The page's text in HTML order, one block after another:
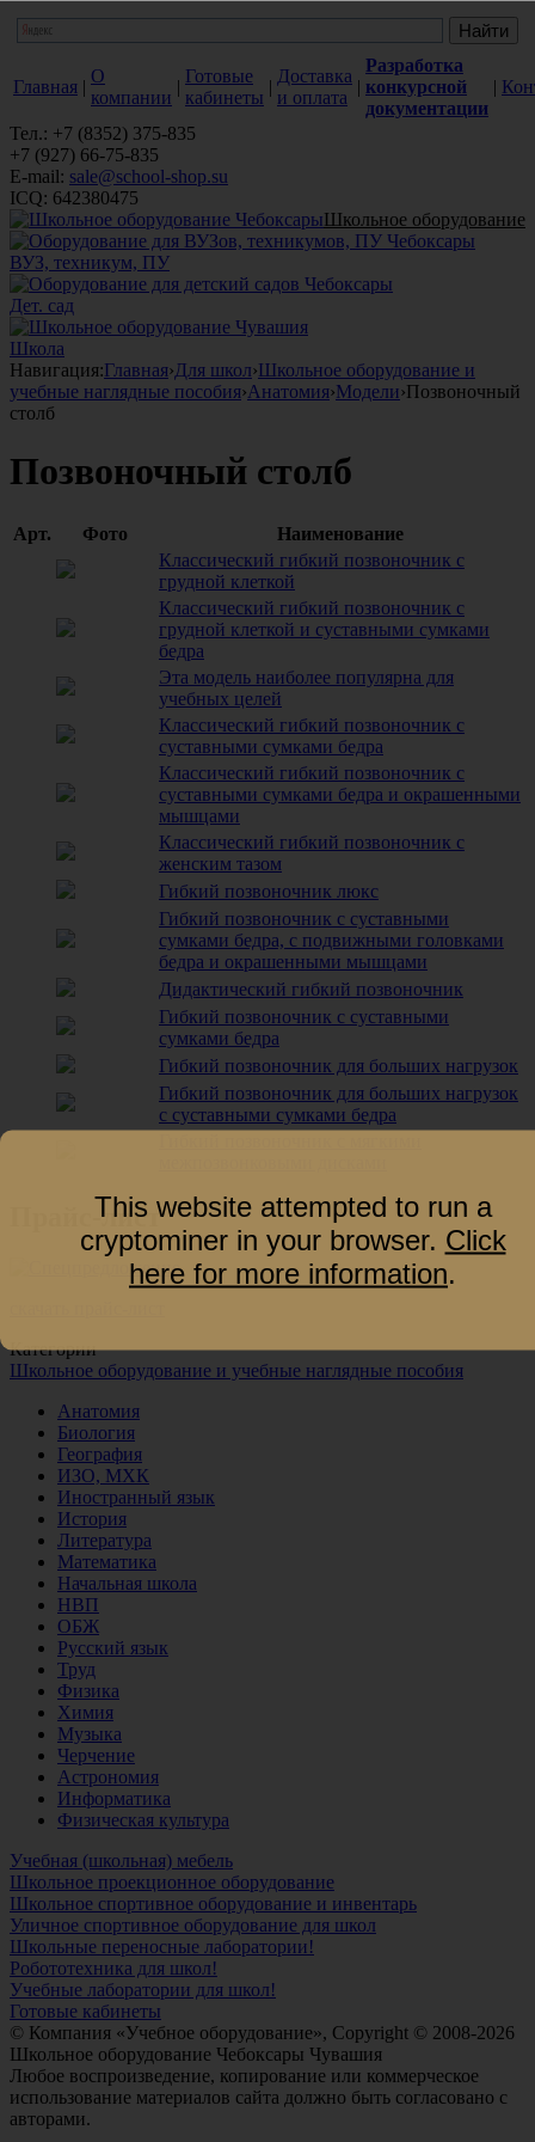
Главная |
О
компании
|
Готовые
кабинеты
|
Доставка
и оплата
|
Разработка
конкурсной
документации
|
Тел.: +7 (8352) 375-835
+7 (927) 66-75-835
E-mail: sale@school-shop.su
ICQ: 642380475
Школьное оборудование
ВУЗ, техникум, ПУ
Дет. сад
Школа
Навигация:Главная›Для школ›Школьное оборудование и
учебные наглядные пособия›Анатомия›Модели›Позвоночный
столб
Позвоночный столб
Арт. Фото
Наименование
Классический гибкий позвоночник с
грудной клеткой
Классический гибкий позвоночник с
грудной клеткой и суставными сумками
бедра
Эта модель наиболее популярна для
учебных целей
Классический гибкий позвоночник с
суставными сумками бедра
Классический гибкий позвоночник с
суставными сумками бедра и окрашенными
мышцами
Классический гибкий позвоночник с
женским тазом
Гибкий позвоночник люкс
Гибкий позвоночник с суставными
сумками бедра, с подвижными головками
бедра и окрашенными мышцами
Дидактический гибкий позвоночник
Гибкий позвоночник с суставными
сумками бедра
Гибкий позвоночник для больших нагрузок
Гибкий позвоночник для больших нагрузок
с суставными сумками бедра
Прайс-лист
Категории
Школьное оборудование и учебные наглядные пособия
Анатомия
Биология
География
ИЗО, МХК
Иностранный язык
История
Литература
Математика
Начальная школа
НВП
ОБЖ
Русский язык
Труд
Физика
Химия
Музыка
Черчение
Астрономия
Информатика
Физическая культура
Учебная (школьная) мебель
Школьное проекционное оборудование
Школьное спортивное оборудование и инвентарь
Уличное спортивное оборудование для школ
Школьные переносные лаборатории!
Робототехника для школ!
Учебные лаборатории для школ!
Готовые кабинеты
© Компания «Учебное оборудование», Copyright © 2008-2026
Школьное оборудование Чебоксары Чувашия
Любое воспроизведение, копирование или коммерческое
использование материалов сайта должно быть согласовано с
авторами.
This website attempted to run a
cryptominer in your browser. Click
here for more information.